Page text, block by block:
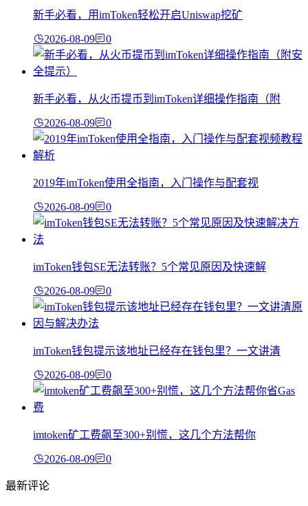
新手必看，用imToken轻松开启Uniswap挖矿
2026-08-09 0
新手必看，从火币提币到imToken详细操作指南（附
2026-08-09 0
2019年imToken使用全指南，入门操作与配套视
2026-08-09 0
imToken钱包SE无法转账？5个常见原因及快速解
2026-08-09 0
imToken钱包提示该地址已经存在钱包里？一文讲清
2026-08-09 0
imtoken矿工费飙至300+别慌，这几个方法帮你
2026-08-09 0
最新评论